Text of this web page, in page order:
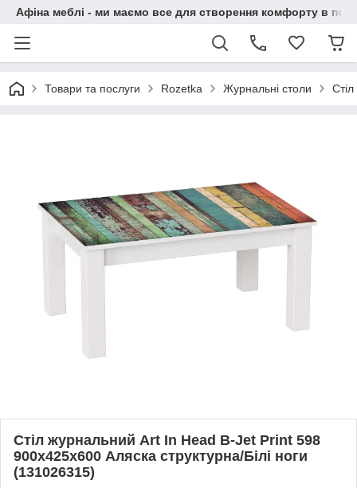
Афіна меблі - ми маємо все для створення комфорту в
Товари та послуги Rozetka Журнальні столи
Стіл журнальний Art In Head B-Jet Print 598
900x425x600 Аляска структурна/Білі ноги
(131026315)